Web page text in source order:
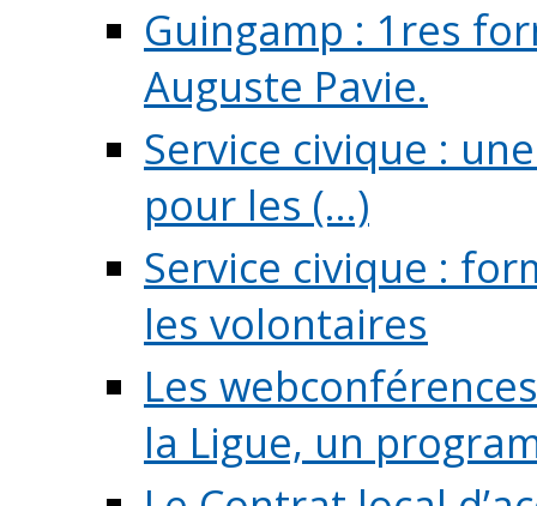
Guingamp : 1res
Auguste Pavie.
Service civique :
pour les (...)
Service civique :
les volontaires
Les
la Ligue, un